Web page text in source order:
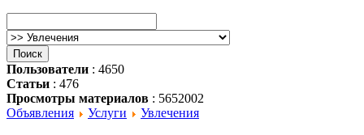
Пользователи : 4650
Статьи : 476
Просмотры материалов : 5652002
Объявления
Услуги Увлечения